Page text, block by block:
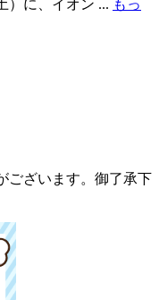
）に、イオン ... もっ
ございます。御了承下